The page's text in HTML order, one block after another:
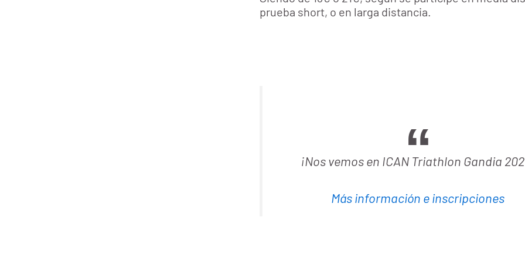
prueba short, o en larga distancia.
¡Nos vemos en ICAN Triathlon Gandia
Más información e inscripciones